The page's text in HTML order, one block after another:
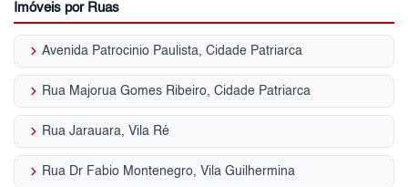
Imóveis por Ruas
keyboard_arrow_right Avenida Patrocinio Paulista, Cidade Patriarca
keyboard_arrow_right Rua Majorua Gomes Ribeiro, Cidade Patriarca
keyboard_arrow_right Rua Jarauara, Vila Ré
keyboard_arrow_right Rua Dr Fabio Montenegro, Vila Guilhermina